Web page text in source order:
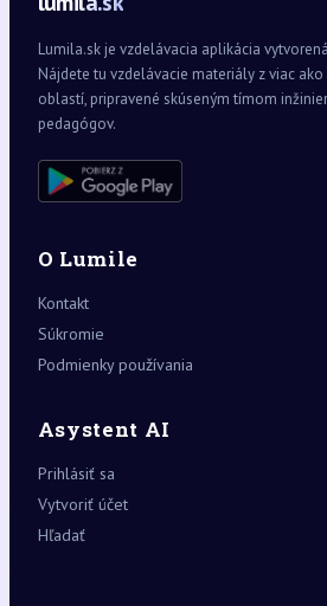
Lumila.sk je vzdelávacia aplikácia
Nájdete tu vzdelávacie materiály z viac ako
oblastí, pripravené skúseným tímom
pedagógov.
O Lumile
Kontakt
Súkromie
Podmienky používania
Asystent AI
Prihlásiť sa
Vytvoriť účet
Hľadať